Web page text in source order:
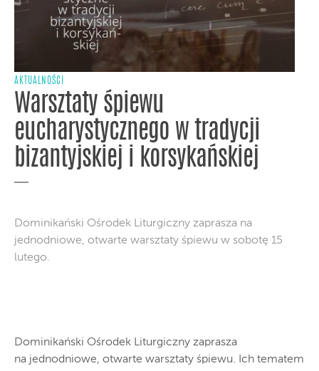
AKTUALNOŚCI
Warsztaty śpiewu
eucharystycznego w tradycji
bizantyjskiej i korsykańskiej
Dominikański Ośrodek Liturgiczny zaprasza na
jednodniowe, otwarte warsztaty śpiewu w sobotę 15
lutego.
Dominikański Ośrodek Liturgiczny zaprasza
na jednodniowe, otwarte warsztaty śpiewu. Ich tematem